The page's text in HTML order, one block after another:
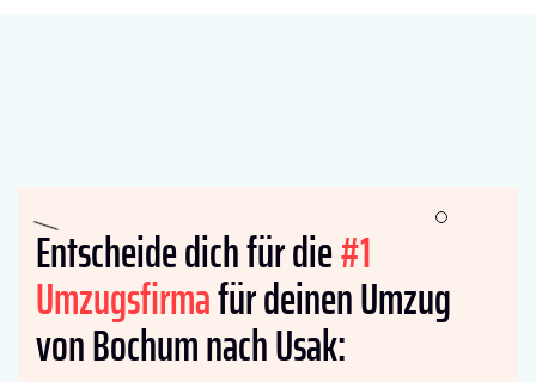
Entscheide dich für die#1
Umzugsfirmafür deinen Umzug
von Bochum nach Usak: